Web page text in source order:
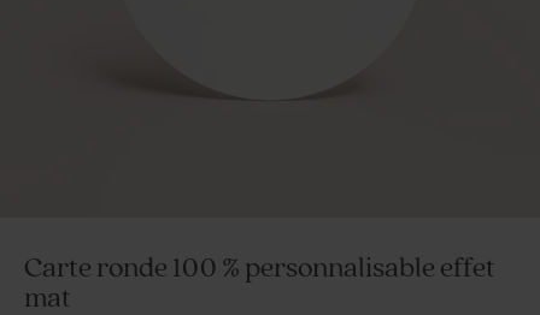
Carte ronde 100 % personnalisable effet
mat